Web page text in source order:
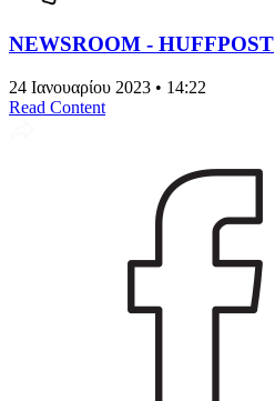
NEWSROOM - HUFFPOST
24 Ιανουαρίου 2023 • 14:22
Read Content